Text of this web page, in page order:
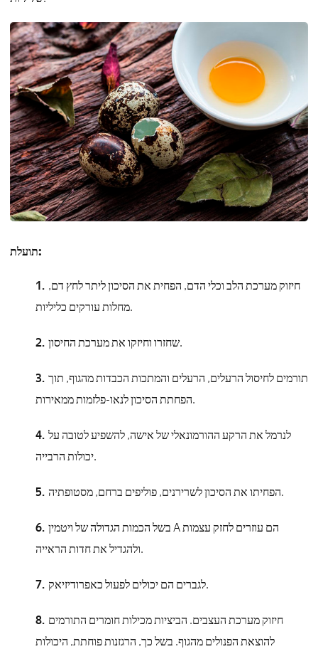
תועלת:
חיזוק מערכת הלב וכלי הדם, הפחית את הסיכון ליתר לחץ דם,
מחלות עורקים כליליות.
שחזרו וחיזקו את מערכת החיסון.
תורמים לחיסול הרעלים, הרעלים והמתכות הכבדות מהגוף, תוך
הפחתת הסיכון לנאו-פלזמות ממאירות.
לנרמל את הרקע ההורמונאלי של אישה, להשפיע לטובה על
יכולות הרבייה.
הפחיתו את הסיכון לשרירנים, פוליפים ברחם, מסטופתיה.
בשל הכמות הגדולה של ויטמין A הם עוזרים לחזק עצמות
ולהגדיל את חדות הראייה.
לגברים הם יכולים לפעול כאפרודיזיאק.
חיזוק מערכת העצבים. הביציות מכילות חומרים התורמים
להוצאת הפנולים מהגוף. בשל כך, הרגזנות פוחתת, היכולות